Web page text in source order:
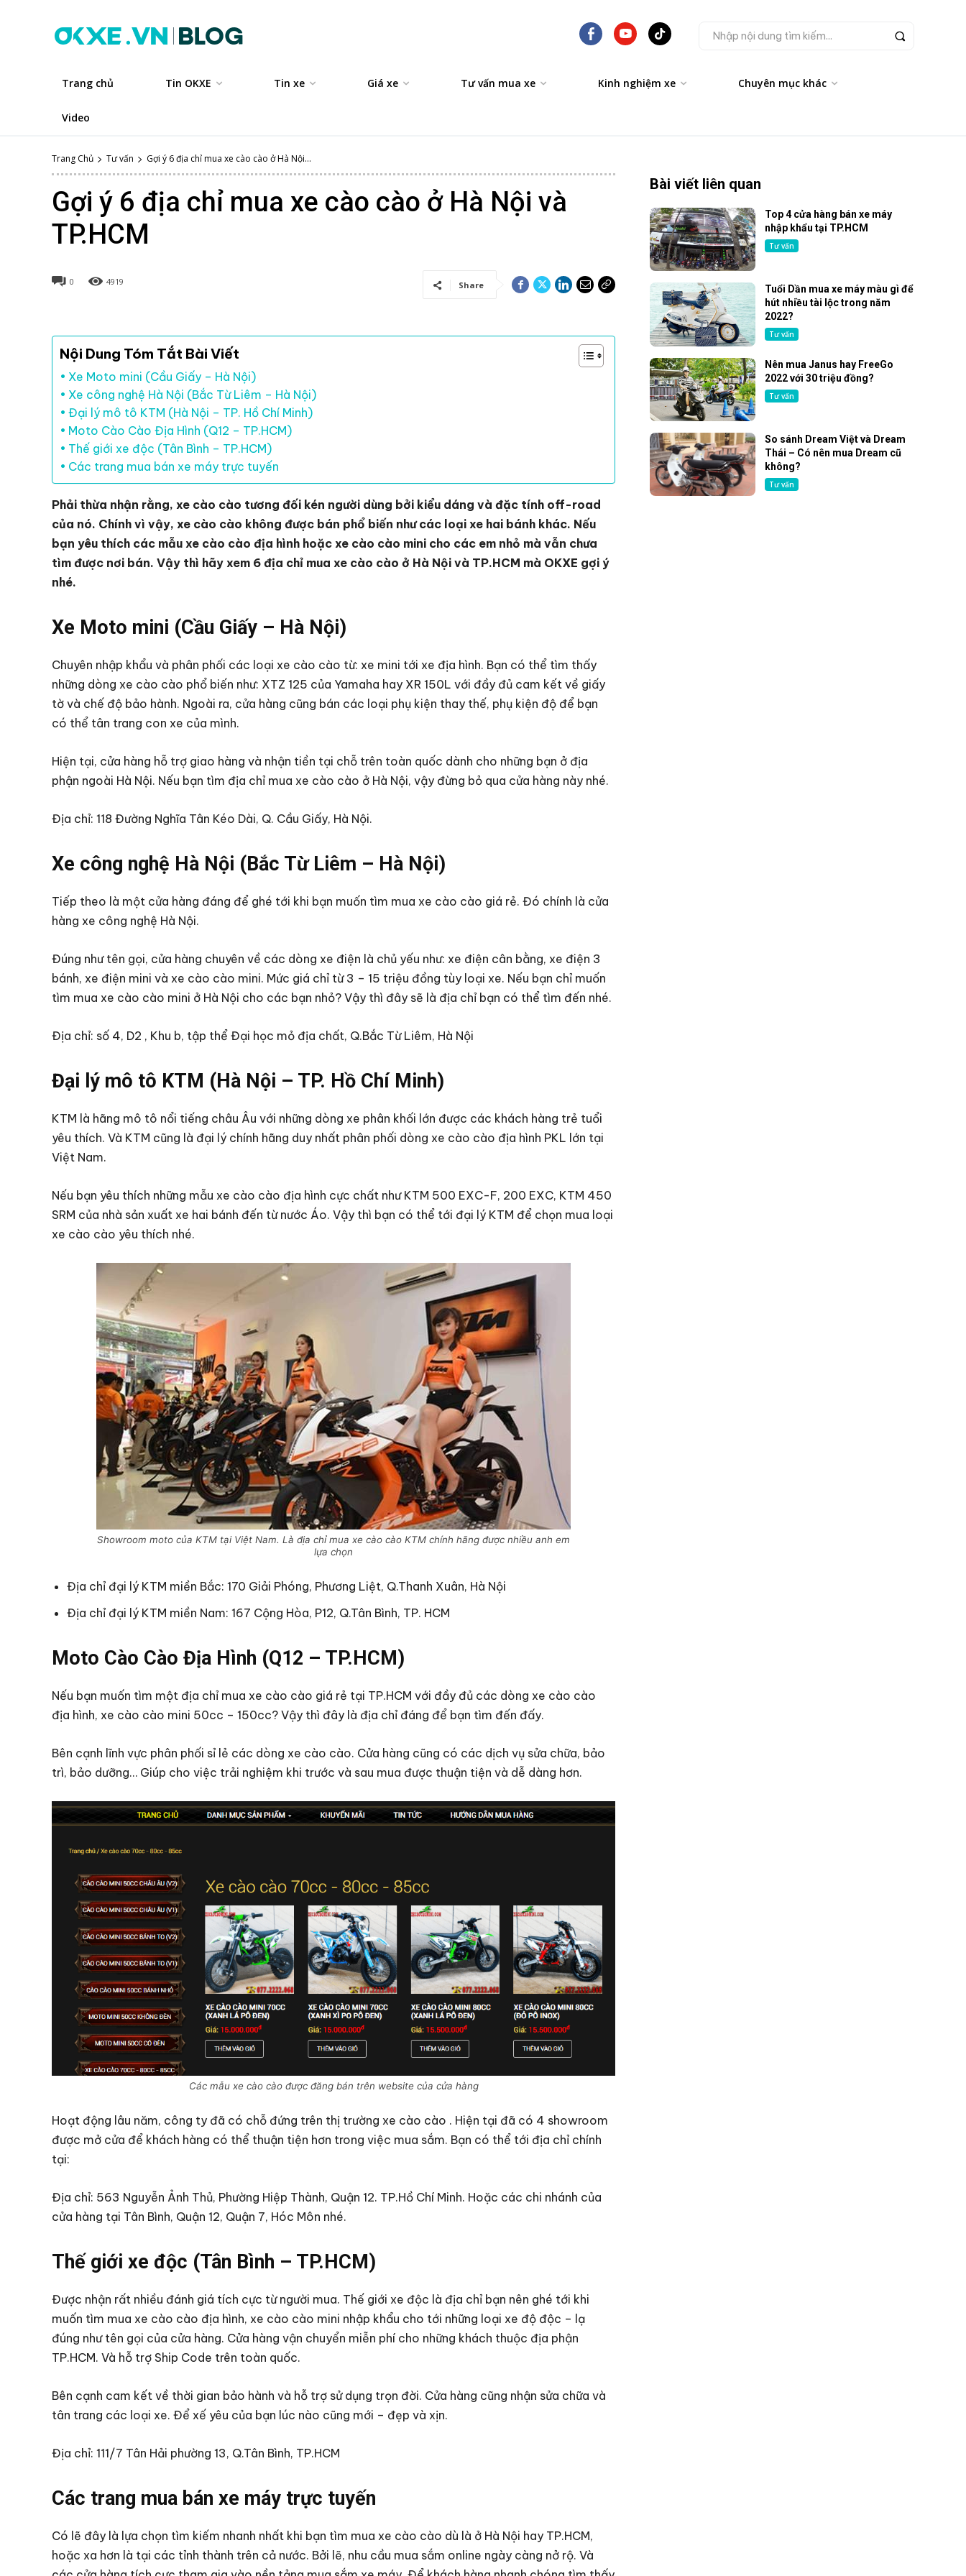
Nhập nội dung tìm kiếm...
Trang chủ Tin OKXE Tin xe Giá xe Tư vấn mua xe Kinh nghiệm xe Chuyên mục khác
Video
Trang Chủ Tư vấn Gợi ý 6 địa chỉ mua xe cào cào ở Hà Nội...
Gợi ý 6 địa chỉ mua xe cào cào ở Hà Nội và
TP.HCM
0 4919 Share
Nội Dung Tóm Tắt Bài Viết
Xe Moto mini (Cầu Giấy – Hà Nội)
Xe công nghệ Hà Nội (Bắc Từ Liêm – Hà Nội)
Đại lý mô tô KTM (Hà Nội – TP. Hồ Chí Minh)
Moto Cào Cào Địa Hình (Q12 – TP.HCM)
Thế giới xe độc (Tân Bình – TP.HCM)
Các trang mua bán xe máy trực tuyến
Phải thừa nhận rằng, xe cào cào tương đối kén người dùng bởi kiểu dáng và đặc tính off-road
của nó. Chính vì vậy, xe cào cào không được bán phổ biến như các loại xe hai bánh khác. Nếu
bạn yêu thích các mẫu xe cào cào địa hình hoặc xe cào cào mini cho các em nhỏ mà vẫn chưa
tìm được nơi bán. Vậy thì hãy xem 6 địa chỉ mua xe cào cào ở Hà Nội và TP.HCM mà OKXE gợi ý
nhé.
Xe Moto mini (Cầu Giấy – Hà Nội)
Chuyên nhập khẩu và phân phối các loại xe cào cào từ: xe mini tới xe địa hình. Bạn có thể tìm thấy
những dòng xe cào cào phổ biến như: XTZ 125 của Yamaha hay XR 150L với đầy đủ cam kết về giấy
tờ và chế độ bảo hành. Ngoài ra, cửa hàng cũng bán các loại phụ kiện thay thế, phụ kiện độ để bạn
có thể tân trang con xe của mình.
Hiện tại, cửa hàng hỗ trợ giao hàng và nhận tiền tại chỗ trên toàn quốc dành cho những bạn ở địa
phận ngoài Hà Nội. Nếu bạn tìm địa chỉ mua xe cào cào ở Hà Nội, vậy đừng bỏ qua cửa hàng này nhé.
Địa chỉ: 118 Đường Nghĩa Tân Kéo Dài, Q. Cầu Giấy, Hà Nội.
Xe công nghệ Hà Nội (Bắc Từ Liêm – Hà Nội)
Tiếp theo là một cửa hàng đáng để ghé tới khi bạn muốn tìm mua xe cào cào giá rẻ. Đó chính là cửa
hàng xe công nghệ Hà Nội.
Đúng như tên gọi, cửa hàng chuyên về các dòng xe điện là chủ yếu như: xe điện cân bằng, xe điện 3
bánh, xe điện mini và xe cào cào mini. Mức giá chỉ từ 3 – 15 triệu đồng tùy loại xe. Nếu bạn chỉ muốn
tìm mua xe cào cào mini ở Hà Nội cho các bạn nhỏ? Vậy thì đây sẽ là địa chỉ bạn có thể tìm đến nhé.
Địa chỉ: số 4, D2 , Khu b, tập thể Đại học mỏ địa chất, Q.Bắc Từ Liêm, Hà Nội
Đại lý mô tô KTM (Hà Nội – TP. Hồ Chí Minh)
KTM là hãng mô tô nổi tiếng châu Âu với những dòng xe phân khối lớn được các khách hàng trẻ tuổi
yêu thích. Và KTM cũng là đại lý chính hãng duy nhất phân phối dòng xe cào cào địa hình PKL lớn tại
Việt Nam.
Nếu bạn yêu thích những mẫu xe cào cào địa hình cực chất như KTM 500 EXC-F, 200 EXC, KTM 450
SRM của nhà sản xuất xe hai bánh đến từ nước Áo. Vậy thì bạn có thể tới đại lý KTM để chọn mua loại
xe cào cào yêu thích nhé.
Showroom moto của KTM tại Việt Nam. Là địa chỉ mua xe cào cào KTM chính hãng được nhiều anh em
lựa chọn
Địa chỉ đại lý KTM miền Bắc: 170 Giải Phóng, Phương Liệt, Q.Thanh Xuân, Hà Nội
Địa chỉ đại lý KTM miền Nam: 167 Cộng Hòa, P12, Q.Tân Bình, TP. HCM
Moto Cào Cào Địa Hình (Q12 – TP.HCM)
Nếu bạn muốn tìm một địa chỉ mua xe cào cào giá rẻ tại TP.HCM với đầy đủ các dòng xe cào cào
địa hình, xe cào cào mini 50cc – 150cc? Vậy thì đây là địa chỉ đáng để bạn tìm đến đấy.
Bên cạnh lĩnh vực phân phối sỉ lẻ các dòng xe cào cào. Cửa hàng cũng có các dịch vụ sửa chữa, bảo
trì, bảo dưỡng… Giúp cho việc trải nghiệm khi trước và sau mua được thuận tiện và dễ dàng hơn.
Các mẫu xe cào cào được đăng bán trên website của cửa hàng
Hoạt động lâu năm, công ty đã có chỗ đứng trên thị trường xe cào cào . Hiện tại đã có 4 showroom
được mở cửa để khách hàng có thể thuận tiện hơn trong việc mua sắm. Bạn có thể tới địa chỉ chính
tại:
Địa chỉ: 563 Nguyễn Ảnh Thủ, Phường Hiệp Thành, Quận 12. TP.Hồ Chí Minh. Hoặc các chi nhánh của
cửa hàng tại Tân Bình, Quận 12, Quận 7, Hóc Môn nhé.
Thế giới xe độc (Tân Bình – TP.HCM)
Được nhận rất nhiều đánh giá tích cực từ người mua. Thế giới xe độc là địa chỉ bạn nên ghé tới khi
muốn tìm mua xe cào cào địa hình, xe cào cào mini nhập khẩu cho tới những loại xe độ độc – lạ
đúng như tên gọi của cửa hàng. Cửa hàng vận chuyển miễn phí cho những khách thuộc địa phận
TP.HCM. Và hỗ trợ Ship Code trên toàn quốc.
Bên cạnh cam kết về thời gian bảo hành và hỗ trợ sử dụng trọn đời. Cửa hàng cũng nhận sửa chữa và
tân trang các loại xe. Để xế yêu của bạn lúc nào cũng mới – đẹp và xịn.
Địa chỉ: 111/7 Tân Hải phường 13, Q.Tân Bình, TP.HCM
Các trang mua bán xe máy trực tuyến
Có lẽ đây là lựa chọn tìm kiếm nhanh nhất khi bạn tìm mua xe cào cào dù là ở Hà Nội hay TP.HCM,
hoặc xa hơn là tại các tỉnh thành trên cả nước. Bởi lẽ, nhu cầu mua sắm online ngày càng nở rộ. Và
Bài viết liên quan
Top 4 cửa hàng bán xe máy
nhập khẩu tại TP.HCM
Tư vấn
Tuổi Dần mua xe máy màu gì để
hút nhiều tài lộc trong năm
2022?
Tư vấn
Nên mua Janus hay FreeGo
2022 với 30 triệu đồng?
Tư vấn
So sánh Dream Việt và Dream
Thái – Có nên mua Dream cũ
không?
Tư vấn